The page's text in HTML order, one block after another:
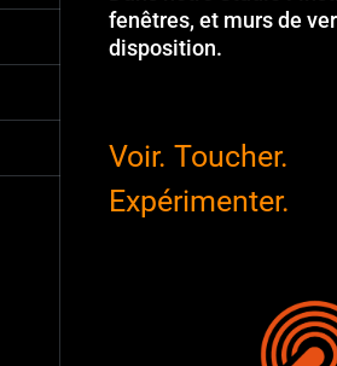
fenêtres, et murs de
disposition.
Voir. Toucher.
Expérimenter.